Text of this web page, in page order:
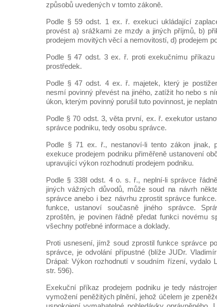
způsobů uvedených v tomto zákoně.
Podle § 59 odst. 1 ex. ř. exekuci ukládající
provést a) srážkami ze mzdy a jiných příjmů, b)
prodejem movitých věcí a nemovitostí, d) prodejem
Podle § 47 odst. 3 ex. ř. proti exekučnímu
prostředek.
Podle § 47 odst. 4 ex. ř. majetek, který je
nesmí povinný převést na jiného, zatížit ho nebo s
úkon, kterým povinný porušil tuto povinnost, je
Podle § 70 odst. 3, věta první, ex. ř. exekutor
správce podniku, tedy osobu správce.
Podle § 71 ex. ř., nestanoví-li tento zákon jinak,
exekuce prodejem podniku přiměřeně ustanovení
upravující výkon rozhodnutí prodejem podniku.
Podle § 338l odst. 4 o. s. ř., neplní-li správce
jiných vážných důvodů, může soud na návrh
správce anebo i bez návrhu zprostit správce
funkce, ustanoví současně jiného správce.
zproštěn, je povinen řádně předat funkci novému
všechny potřebné informace a doklady.
Proti usnesení, jímž soud zprostil funkce správce
správce, je odvolání přípustné (blíže JUDr.
Drápal: Výkon rozhodnutí v soudním řízení, vydalo
str. 596).
Exekuční příkaz prodejem podniku je tedy
vymožení peněžitých plnění, jehož účelem je